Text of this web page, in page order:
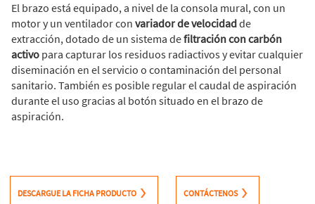
El brazo está equipado, a nivel de la consola mural, con un
motor y un ventilador con variador de velocidadde
extracción, dotado de un sistema defiltración con carbón
activo para capturar los residuos radiactivos y evitar cualquier
diseminación en el servicio o contaminación del personal
sanitario. También es posible regular el caudal de aspiración
durante el uso gracias al botón situado en el brazo de
aspiración.
DESCARGUE LA FICHA PRODUCTO CONTÁCTENOS